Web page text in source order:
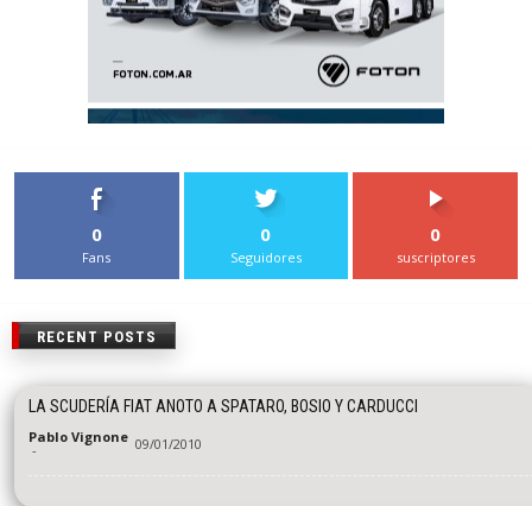
0
Fans
0
Seguidores
0
suscriptores
RECENT POSTS
LA SCUDERÍA FIAT ANOTO A SPATARO, BOSIO Y CARDUCCI
Pablo Vignone
- 09/01/2010